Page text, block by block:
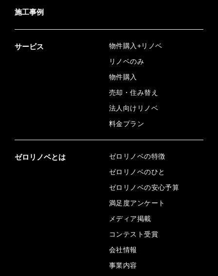
施工事例
サービス
物件購入+リノベ
リノベのみ
物件購入
売却・住み替え
法人向けリノベ
料金プラン
ゼロリノベとは
ゼロリノベの特徴
ゼロリノベのひと
ゼロリノベの安心予算
満足度アンケート
メディア掲載
コンテスト受賞
会社情報
事業内容